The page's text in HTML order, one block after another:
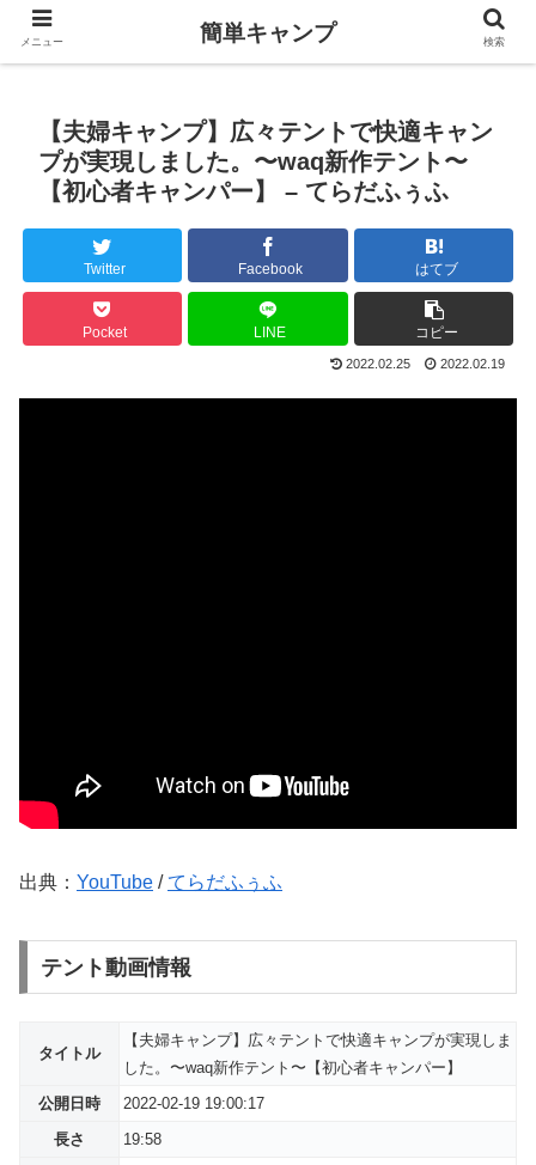
【夫婦キャンプ】広々テントで快適キャン
プが実現しました。〜waq新作テント〜
【初心者キャンパー】 – てらだふぅふ
Twitter Facebook はてブ
Pocket LINE コピー
2022.02.25 2022.02.19
出典： YouTube /てらだふぅふ
テント動画情報
タイトル
【夫婦キャンプ】広々テントで快適キャンプが実現しま
した。〜waq新作テント〜【初心者キャンパー】
公開日時
2022-02-19 19:00:17
長さ
19:58
メニュー 簡単キャンプ 検索